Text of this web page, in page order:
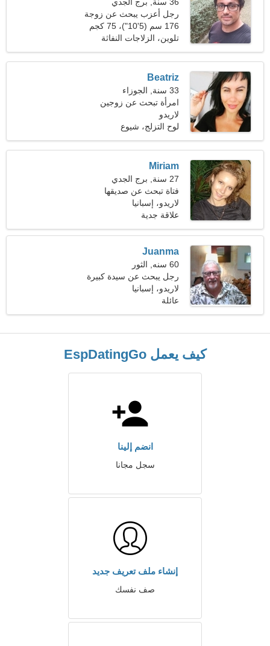
رجل أعزب يبحث عن زوجة
28-31
176 سم (5'10")، 75 كجم
(165 رطلا)
تلوين، الزلاجات النفاثة
Beatriz
33 سنة, الجوزاء
امرأة تبحث عن زوجين
لاريدو
لوح التزلج، شيوع
Miriam
27 سنة, برج الجدي
فتاة تبحث عن صديقها
لاريدو، إسبانيا
علاقة جدية
Juanma
60 سنه, الثور
رجل يبحث عن سيدة كبيرة
لاريدو، إسبانيا
عائلة
كيف يعمل EspDatingGo
انضم إلينا
سجل مجانا
إنشاء ملف تعريف جديد
صف نفسك